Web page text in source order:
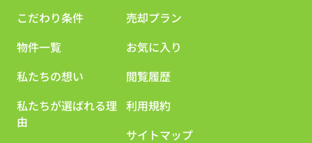
こだわり条件
物件一覧
私たちの想い
私たちが選ばれる理
由
売却プラン
お気に入り
閲覧履歴
利用規約
サイトマップ